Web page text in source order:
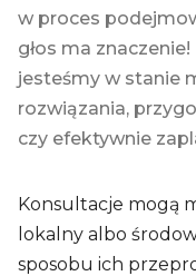
w proces
głos ma
jesteśmy w stanie
rozwiązania,
czy efektywnie
Konsultacje mogą
lokalny albo
sposobu ich